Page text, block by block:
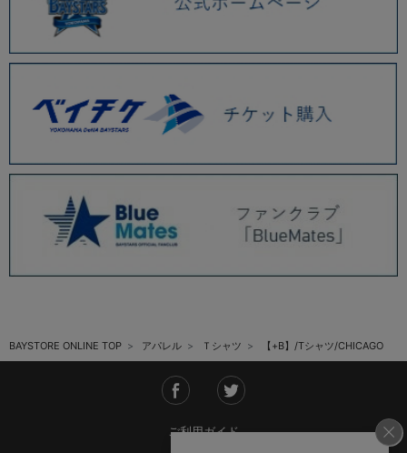
BAYSTORE ONLINE TOP アパレル Ｔシャツ 【+B】/Tシャツ/CHICAGO
ご利用ガイド